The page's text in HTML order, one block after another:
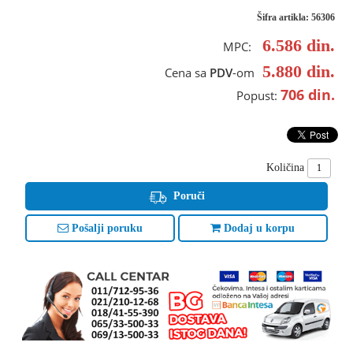
Šifra artikla: 56306
MPC: 6.586 din.
Cena sa PDV-om 5.880 din.
Popust: 706 din.
Količina
Poruči
Pošalji poruku Dodaj u korpu